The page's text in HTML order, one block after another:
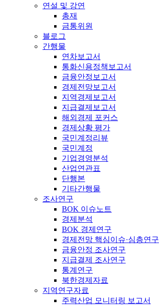
연설 및 강연
총재
금통위원
블로그
간행물
연차보고서
통화신용정책보고서
금융안정보고서
경제전망보고서
지역경제보고서
지급결제보고서
해외경제 포커스
경제상황 평가
국민계정리뷰
국민계정
기업경영분석
산업연관표
단행본
기타간행물
조사연구
BOK 이슈노트
경제분석
BOK 경제연구
경제전망 핵심이슈·심층연구
금융안정 조사연구
지급결제 조사연구
통계연구
북한경제자료
지역연구자료
주력산업 모니터링 보고서